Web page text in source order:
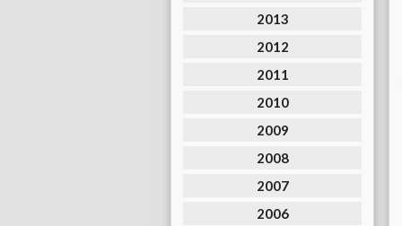
2013
2012
2011
2010
2009
2008
2007
2006